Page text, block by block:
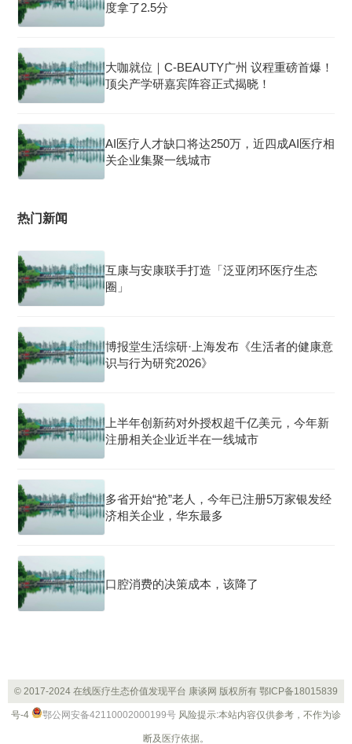
度拿了2.5分
大咖就位｜C-BEAUTY广州 议程重磅首爆！
顶尖产学研嘉宾阵容正式揭晓！
AI医疗人才缺口将达250万，近四成AI医疗相
关企业集聚一线城市
热门新闻
互康与安康联手打造「泛亚闭环医疗生态
圈」
博报堂生活综研·上海发布《生活者的健康意
识与行为研究2026》
上半年创新药对外授权超千亿美元，今年新
注册相关企业近半在一线城市
多省开始“抢”老人，今年已注册5万家银发经
济相关企业，华东最多
口腔消费的决策成本，该降了
© 2017-2024 在线医疗生态价值发现平台 康谈网 版权所有 鄂ICP备18015839
号-4 鄂公网安备42110002000199号 风险提示:本站内容仅供参考，不作为诊
断及医疗依据。